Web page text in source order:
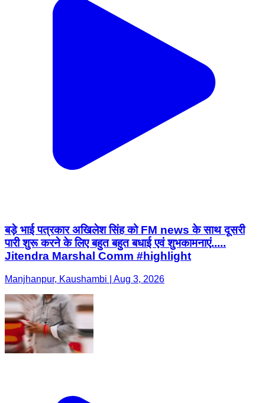
बड़े भाई पत्रकार अखिलेश सिंह को FM news के साथ दूसरी
पारी शुरू करने के लिए बहुत बहुत बधाई एवं शुभकामनाएं.....
Jitendra Marshal Comm #highlight
Manjhanpur, Kaushambi | Aug 3, 2026